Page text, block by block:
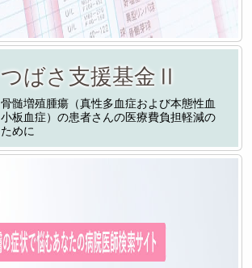
つばさ支援基金Ⅱ
骨髄増殖腫瘍（真性多血症および本態性血
小板血症）の患者さんの医療費負担軽減の
ために